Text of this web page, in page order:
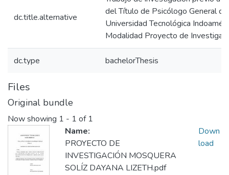
dc.title.alternative
del Título de Psicólogo General
Universidad Tecnológica
Modalidad Proyecto de
dc.type bachelorThesis
Files
Original bundle
Now showing 1 - 1 of 1
Name:
PROYECTO DE
INVESTIGACIÓN MOSQUERA
SOLÍZ DAYANA LIZETH.pdf
Down
load